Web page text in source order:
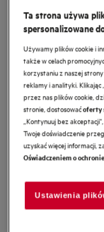
DVK6981HR
Okap
90 cm
4.9
Cechy
Okap 9000
Technologia
Funkcja „Breeze”,
w kuchni.
Ta strona używa
spersonalizowane
Używamy plików cookie i
także w celach
korzystaniu z naszej
reklamy i analityki.
przez nas plików cookie,
stronie, dostosowaćoferty
„Kontynuuj bez
Twoje doświadczenie
uzyskać więcej informacji,
Oświadczeniem o
Ustawienia